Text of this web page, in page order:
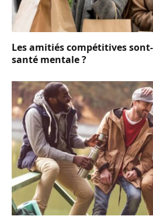
Les amitiés compétitives
santé mentale ?